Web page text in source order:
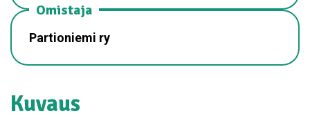
Omistaja
Partioniemi ry
Kuvaus